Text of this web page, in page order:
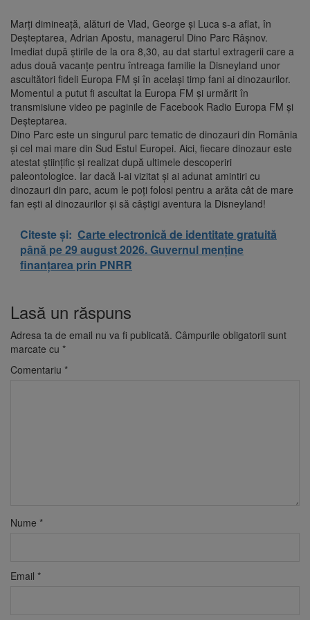
Marți dimineață, alături de Vlad, George și Luca s-a aflat, în
Deșteptarea, Adrian Apostu, managerul Dino Parc Râșnov.
Imediat după știrile de la ora 8,30, au dat startul extragerii care a
adus două vacanțe pentru întreaga familie la Disneyland unor
ascultători fideli Europa FM și în același timp fani ai dinozaurilor.
Momentul a putut fi ascultat la Europa FM și urmărit în
transmisiune video pe paginile de Facebook Radio Europa FM și
Deșteptarea.
Dino Parc este un singurul parc tematic de dinozauri din România
și cel mai mare din Sud Estul Europei. Aici, fiecare dinozaur este
atestat științific și realizat după ultimele descoperiri
paleontologice. Iar dacă l-ai vizitat și ai adunat amintiri cu
dinozauri din parc, acum le poți folosi pentru a arăta cât de mare
fan ești al dinozaurilor și să câștigi aventura la Disneyland!
Citeste și: Carte electronică de identitate gratuită
până pe 29 august 2026. Guvernul menține
finanțarea prin PNRR
Lasă un răspuns
Adresa ta de email nu va fi publicată. Câmpurile obligatorii sunt
marcate cu *
Comentariu *
Nume *
Email *